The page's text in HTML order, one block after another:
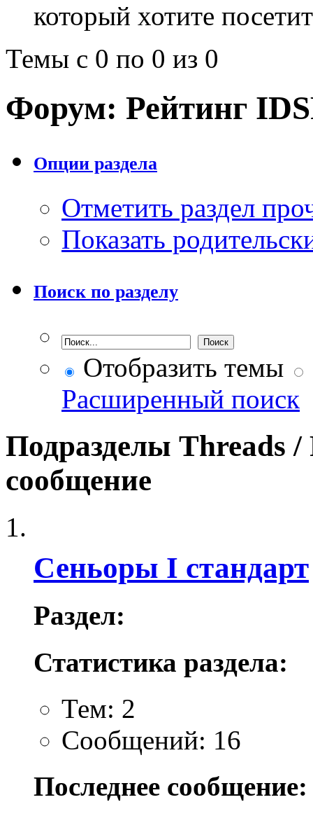
который хотите
Темы с 0 по 0 из 0
Форум: Рейтинг
Опции раздела
Отметить раздел
Показать
Поиск по разделу
Отобразить темы
Расширенный поиск
Подразделы Threads /
сообщение
Сеньоры I стандарт
Раздел:
Статистика раздела:
Тем: 2
Сообщений: 16
Последнее сообщение: